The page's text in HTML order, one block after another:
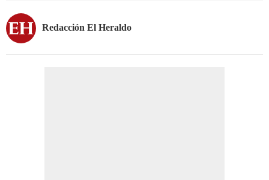
Redacción El Heraldo